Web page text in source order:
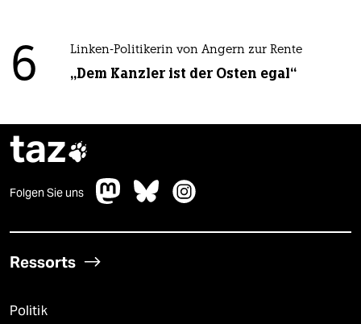
6 Linken-Politikerin von Angern zur Rente
„Dem Kanzler ist der Osten egal“
taz
Folgen Sie uns
Ressorts
Politik